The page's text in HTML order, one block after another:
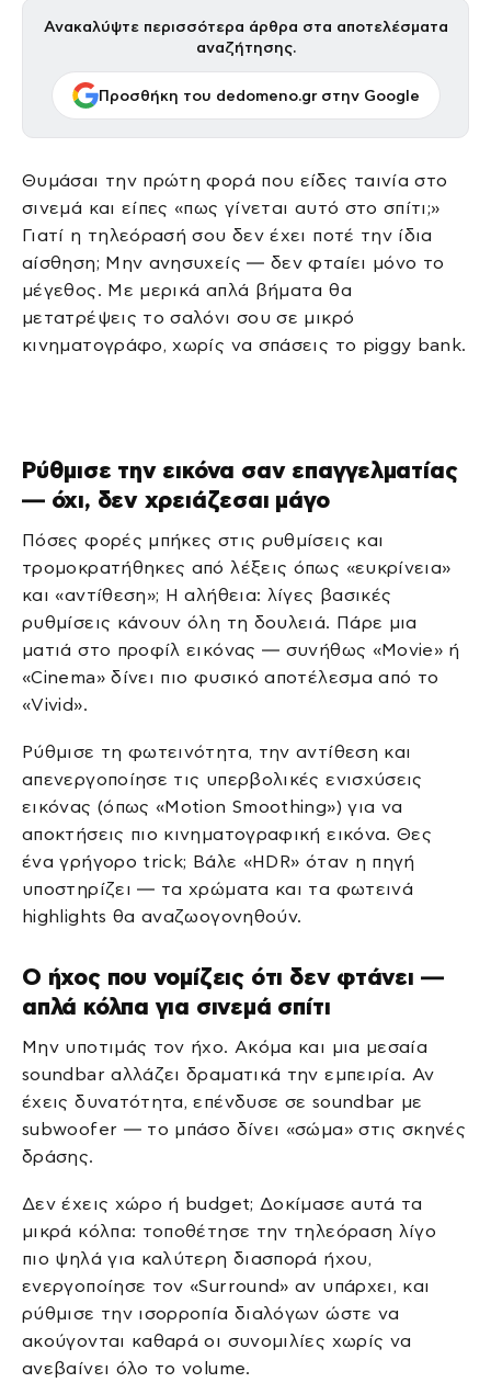
Ανακαλύψτε περισσότερα άρθρα στα αποτελέσματα
αναζήτησης.
Προσθήκη του dedomeno.gr στην Google
Θυμάσαι την πρώτη φορά που είδες ταινία στο
σινεμά και είπες «πως γίνεται αυτό στο σπίτι;»
Γιατί η τηλεόρασή σου δεν έχει ποτέ την ίδια
αίσθηση; Μην ανησυχείς — δεν φταίει μόνο το
μέγεθος. Με μερικά απλά βήματα θα
μετατρέψεις το σαλόνι σου σε μικρό
κινηματογράφο, χωρίς να σπάσεις το piggy bank.
Ρύθμισε την εικόνα σαν επαγγελματίας
— όχι, δεν χρειάζεσαι μάγο
Πόσες φορές μπήκες στις ρυθμίσεις και
τρομοκρατήθηκες από λέξεις όπως «ευκρίνεια»
και «αντίθεση»; Η αλήθεια: λίγες βασικές
ρυθμίσεις κάνουν όλη τη δουλειά. Πάρε μια
ματιά στο προφίλ εικόνας — συνήθως «Movie» ή
«Cinema» δίνει πιο φυσικό αποτέλεσμα από το
«Vivid».
Ρύθμισε τη φωτεινότητα, την αντίθεση και
απενεργοποίησε τις υπερβολικές ενισχύσεις
εικόνας (όπως «Motion Smoothing») για να
αποκτήσεις πιο κινηματογραφική εικόνα. Θες
ένα γρήγορο trick; Βάλε «HDR» όταν η πηγή
υποστηρίζει — τα χρώματα και τα φωτεινά
highlights θα αναζωογονηθούν.
Ο ήχος που νομίζεις ότι δεν φτάνει —
απλά κόλπα για σινεμά σπίτι
Μην υποτιμάς τον ήχο. Ακόμα και μια μεσαία
soundbar αλλάζει δραματικά την εμπειρία. Αν
έχεις δυνατότητα, επένδυσε σε soundbar με
subwoofer — το μπάσο δίνει «σώμα» στις σκηνές
δράσης.
Δεν έχεις χώρο ή budget; Δοκίμασε αυτά τα
μικρά κόλπα: τοποθέτησε την τηλεόραση λίγο
πιο ψηλά για καλύτερη διασπορά ήχου,
ενεργοποίησε τον «Surround» αν υπάρχει, και
ρύθμισε την ισορροπία διαλόγων ώστε να
ακούγονται καθαρά οι συνομιλίες χωρίς να
ανεβαίνει όλο το volume.